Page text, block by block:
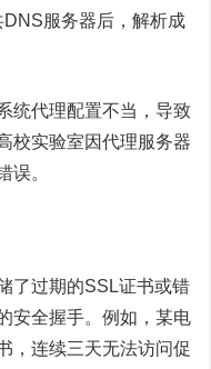
服务器后，解析成
统代理配置不当，导致
校实验室因代理服务器
误。
了过期的SSL证书或错
安全握手。例如，某电
，连续三天无法访问促